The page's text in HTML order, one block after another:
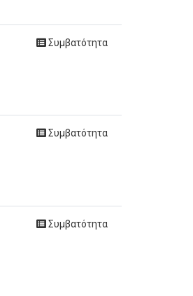
Συμβατότητα
Συμβατότητα
Συμβατότητα